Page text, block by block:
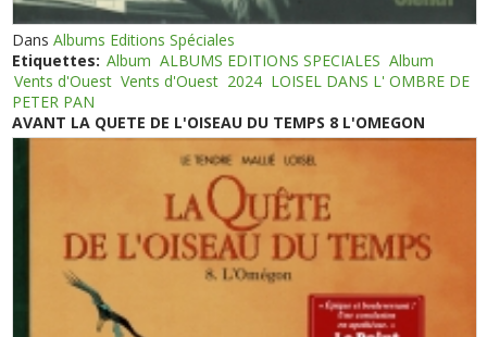
DansAlbums Editions Spéciales
Etiquettes: Album ALBUMS EDITIONS SPECIALES Album
Vents d'Ouest Vents d'Ouest 2024 LOISEL DANS L' OMBRE DE
PETER PAN
AVANT LA QUETE DE L'OISEAU DU TEMPS 8 L'OMEGON